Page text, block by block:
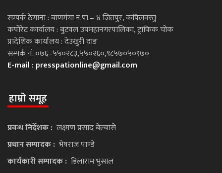
सम्पर्क ठेगाना : बाणगंगा न.पा.– ४ जितपुर, कपिलवस्तु
कपोरेट कार्यालय : बुटवल उपमहानगरपालिका, ट्राफिक चोक
प्रादेशिक कार्यालय : देउखुरी दाङ
सम्पर्क नं. ०७६–५५०२८३,५५०२६०,९८५७०५०९७०
E-mail : presspationline@gmail.com
हाम्रो समूह
प्रवन्ध निर्देशक : लक्ष्मण प्रसाद बेल्बासे
प्रधान सम्पादक : भेषराज पाण्डे
कार्यकारी सम्पादक : डिलाराम भुसाल